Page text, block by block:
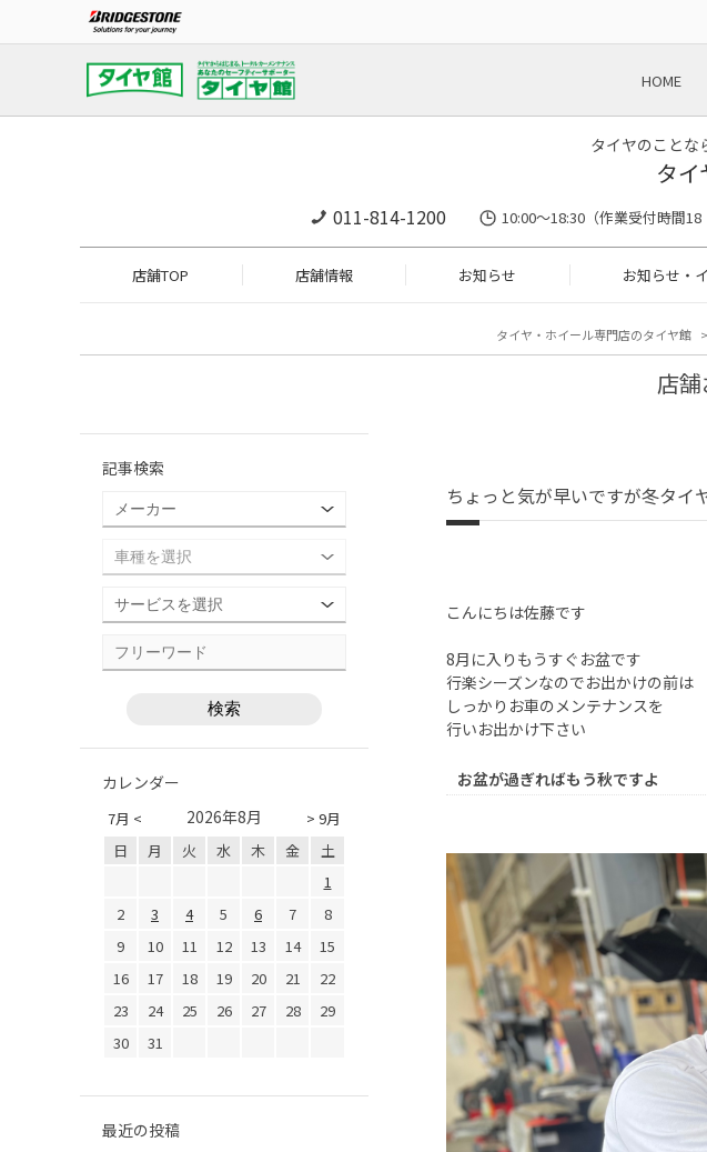
HOME
タイヤのことな
タ
011-814-1200 10:00～18:30（作業受付時間18
店舗TOP 店舗情報 お知らせ お知らせ・
タイヤ・ホイール専門店のタイヤ館
店
ちょっと気が早いですが冬タイ
こんにちは佐藤です
8月に入りもうすぐお盆です
行楽シーズンなのでお出かけの前は
しっかりお車のメンテナンスを
行いお出かけ下さい
お盆が過ぎればもう秋ですよ
記事検索
カレンダー
7月 < > 9月
2026年8月
日 月 火 水 木 金
土
1
2
3 4 5 6 7
8
9
10 11 12 13 14
15
16
17 18 19 20 21
22
23
24 25 26 27 28
29
30
31
最近の投稿